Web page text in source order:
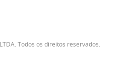
Todos os direitos reservados.